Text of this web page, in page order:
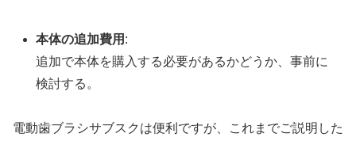
本体の追加費用 :
追加で本体を購入する必要があるかどうか、事前に
検討する。
電動歯ブラシサブスクは便利ですが、これまでご説明した